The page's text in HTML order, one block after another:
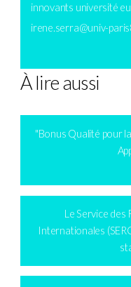
innovants université
irene.serra@univ-
À lire aussi
"Bonus Qualité pour
Le Service
Internationales